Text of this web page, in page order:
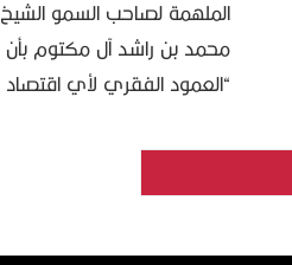
الملهمة لصاحب السمو الشيخ
محمد بن راشد آل مكتوم بأن
“العمود الفقري لأي اقتصاد
الصناعية”، يجعلنا في القيادة
العامة للدفاع المدني أمام …